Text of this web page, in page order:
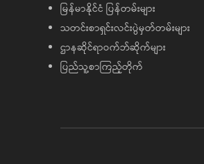
မြန်မာနိုင်ငံ ပြန်တမ်းများ
သတင်းစာရှင်းလင်းပွဲမှတ်တမ်းများ
ဌာနဆိုင်ရာဝက်ဘ်ဆိုက်များ
ပြည်သူ့စာကြည့်တိုက်